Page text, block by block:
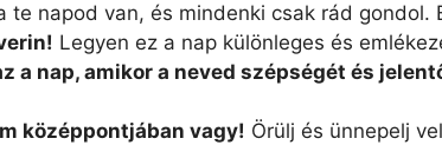
te napod van, és mindenki csak rád gondol.
Legyen ez a nap különleges és
a nap, amikor a neved szépségét és
középpontjában vagy! Örülj és ünnepelj